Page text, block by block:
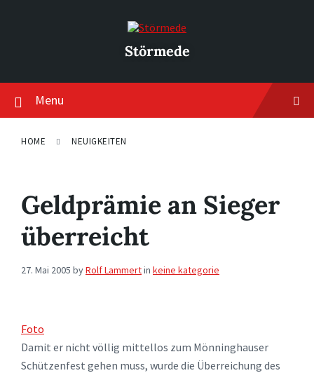
Störmede
Menu
HOME NEUIGKEITEN
Geldprämie an Sieger
überreicht
27. Mai 2005 byRolf Lammertin keine kategorie
Foto
Damit er nicht völlig mittellos zum Mönninghauser
Schützenfest gehen muss, wurde die Überreichung des